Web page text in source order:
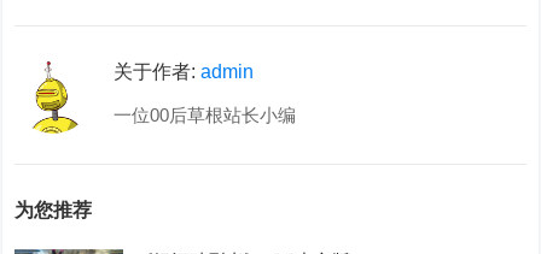
关于作者:admin
一位00后草根站长小编
为您推荐